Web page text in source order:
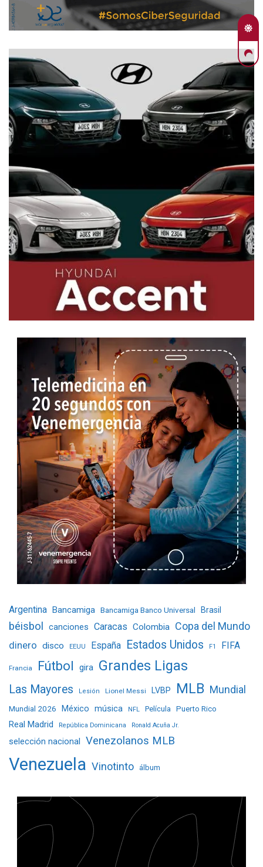
Argentina Bancamiga Bancamiga Banco Universal Brasil
béisbol canciones Caracas Colombia Copa del Mundo
dinero disco EEUU España Estados Unidos F1 FIFA
Francia Fútbol gira Grandes Ligas
Las Mayores Lesión Lionel Messi LVBP MLB Mundial
Mundial 2026 México música NFL Película Puerto Rico
Real Madrid República Dominicana Ronald Acuña Jr.
selección nacional Venezolanos MLB
Venezuela Vinotinto álbum